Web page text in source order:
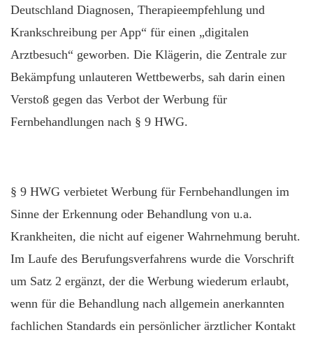
Deutschland Diagnosen, Therapieempfehlung und
Krankschreibung per App“ für einen „digitalen
Arztbesuch“ geworben. Die Klägerin, die Zentrale zur
Bekämpfung unlauteren Wettbewerbs, sah darin einen
Verstoß gegen das Verbot der Werbung für
Fernbehandlungen nach § 9 HWG.
§ 9 HWG verbietet Werbung für Fernbehandlungen im
Sinne der Erkennung oder Behandlung von u.a.
Krankheiten, die nicht auf eigener Wahrnehmung beruht.
Im Laufe des Berufungsverfahrens wurde die Vorschrift
um Satz 2 ergänzt, der die Werbung wiederum erlaubt,
wenn für die Behandlung nach allgemein anerkannten
fachlichen Standards ein persönlicher ärztlicher Kontakt